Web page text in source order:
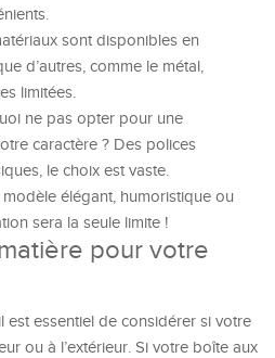
sont disponibles en
d’autres, comme le métal,
limitées.
ne pas opter pour une
caractère ? Des polices
le choix est vaste.
modèle élégant, humoristique ou
sera la seule limite !
pour votre
est essentiel de considérer si votre
ou à l’extérieur. Si votre boîte aux